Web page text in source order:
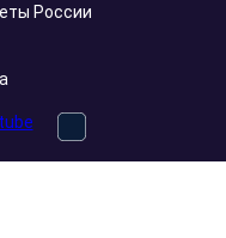
России